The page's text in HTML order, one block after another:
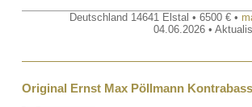
Deutschland 14641 Elstal • 6500 € •
04.06.2026 •
Original Ernst Max Pöllmann Kontrabass